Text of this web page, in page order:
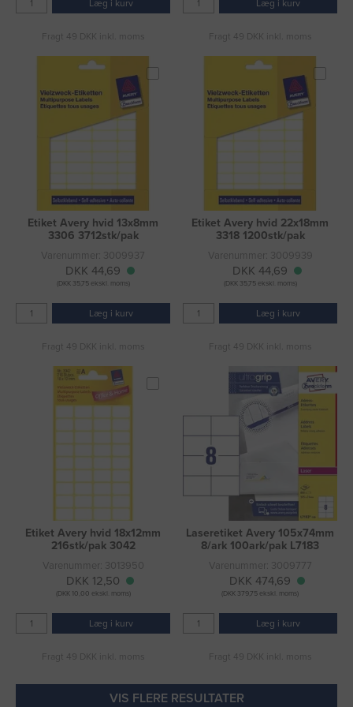
Læg i kurv
Fragt 49 DKK inkl. moms
Læg i kurv
Fragt 49 DKK inkl. moms
Etiket Avery hvid 13x8mm
3306 3712stk/pak
Varenummer: 3009937
DKK 44,69
(DKK 35,75 ekskl. moms)
Læg i kurv
Fragt 49 DKK inkl. moms
Etiket Avery hvid 22x18mm
3318 1200stk/pak
Varenummer: 3009939
DKK 44,69
(DKK 35,75 ekskl. moms)
Læg i kurv
Fragt 49 DKK inkl. moms
Etiket Avery hvid 18x12mm
216stk/pak 3042
Varenummer: 3013950
DKK 12,50
(DKK 10,00 ekskl. moms)
Læg i kurv
Fragt 49 DKK inkl. moms
Laseretiket Avery 105x74mm
8/ark 100ark/pak L7183
Varenummer: 3009777
DKK 474,69
(DKK 379,75 ekskl. moms)
Læg i kurv
Fragt 49 DKK inkl. moms
VIS FLERE RESULTATER